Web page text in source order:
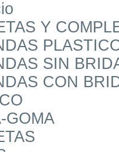
Y
SIN
CON
GOMA